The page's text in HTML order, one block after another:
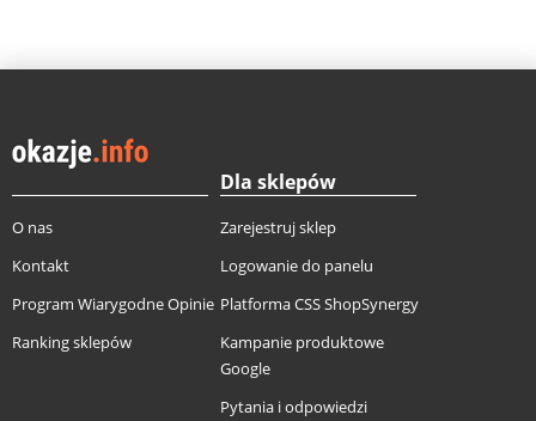
O nas
Kontakt
Program Wiarygodne Opinie
Ranking sklepów
Dla sklepów
Zarejestruj sklep
Logowanie do panelu
Platforma CSS ShopSynergy
Kampanie produktowe
Google
Pytania i odpowiedzi